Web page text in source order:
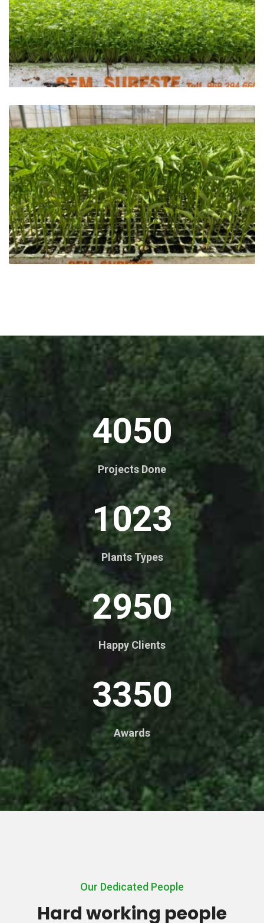
4050
Projects Done
1023
Plants Types
2950
Happy Clients
3350
Awards
Our Dedicated People
Hard working people